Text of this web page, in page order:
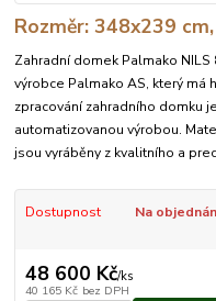
Rozměr: 348x239
Zahradní domek Palmako
výrobce Palmako AS, který má
zpracování zahradního domku
automatizovanou výrobou.
jsou vyráběny z kvalitního a
Dostupnost Na
48 600 Kč/ks
40 165 Kč bez DPH